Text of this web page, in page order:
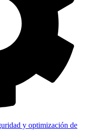
y optimización de